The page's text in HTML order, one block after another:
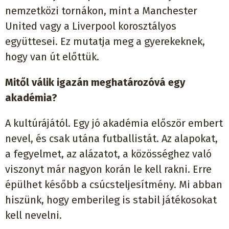
nemzetközi tornákon, mint a Manchester
United vagy a Liverpool korosztályos
együttesei. Ez mutatja meg a gyerekeknek,
hogy van út előttük.
Mitől válik igazán meghatározóvá egy
akadémia?
A kultúrájától. Egy jó akadémia először embert
nevel, és csak utána futballistát. Az alapokat,
a fegyelmet, az alázatot, a közösséghez való
viszonyt már nagyon korán le kell rakni. Erre
épülhet később a csúcsteljesítmény. Mi abban
hiszünk, hogy emberileg is stabil játékosokat
kell nevelni.